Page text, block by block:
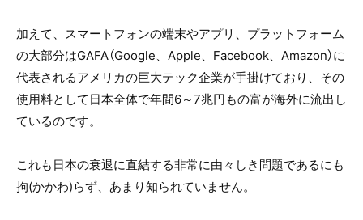
加えて、スマートフォンの端末やアプリ、プラットフォーム
の大部分はGAFA（Google、Apple、Facebook、Amazon）に
代表されるアメリカの巨大テック企業が手掛けており、その
使用料として日本全体で年間6～7兆円もの富が海外に流出し
ているのです。
これも日本の衰退に直結する非常に由々しき問題であるにも
拘(かかわ)らず、あまり知られていません。